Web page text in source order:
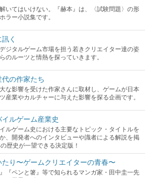
ジタルゲーム市場を担う若きクリエイター達の姿
のルーツと情熱を探っていきます。
の作家たち
な影響を受けた作家さんに取材し、ゲームが日本
産業やカルチャーに与えた影響を探る企画です。
ルゲーム産業史
ルゲーム史における主要なトピック・タイトルを
、開発者へのインタビューや識者による解説を掲
り〜ゲームクリエイターの青春〜
『ペンと箸』等で知られるマンガ家・田中圭一先
ム業界レポートマンガです。
ムは面白い？
・hamatsu氏がゲームの魅力を画面や操作の具体的